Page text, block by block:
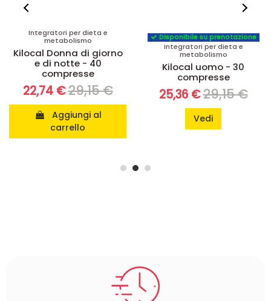
Disponibile su prenotazione
Integratori per dieta e
metabolismo
Kilocal uomo - 30
compresse
25,36 €29,15 €
Vedi
Disponibile su prenotazione
Snellenti e rassodanti
Kilocal snellente
rassodante - 150 ml
29,04 €36,30 €
Aggiungi al
carrello